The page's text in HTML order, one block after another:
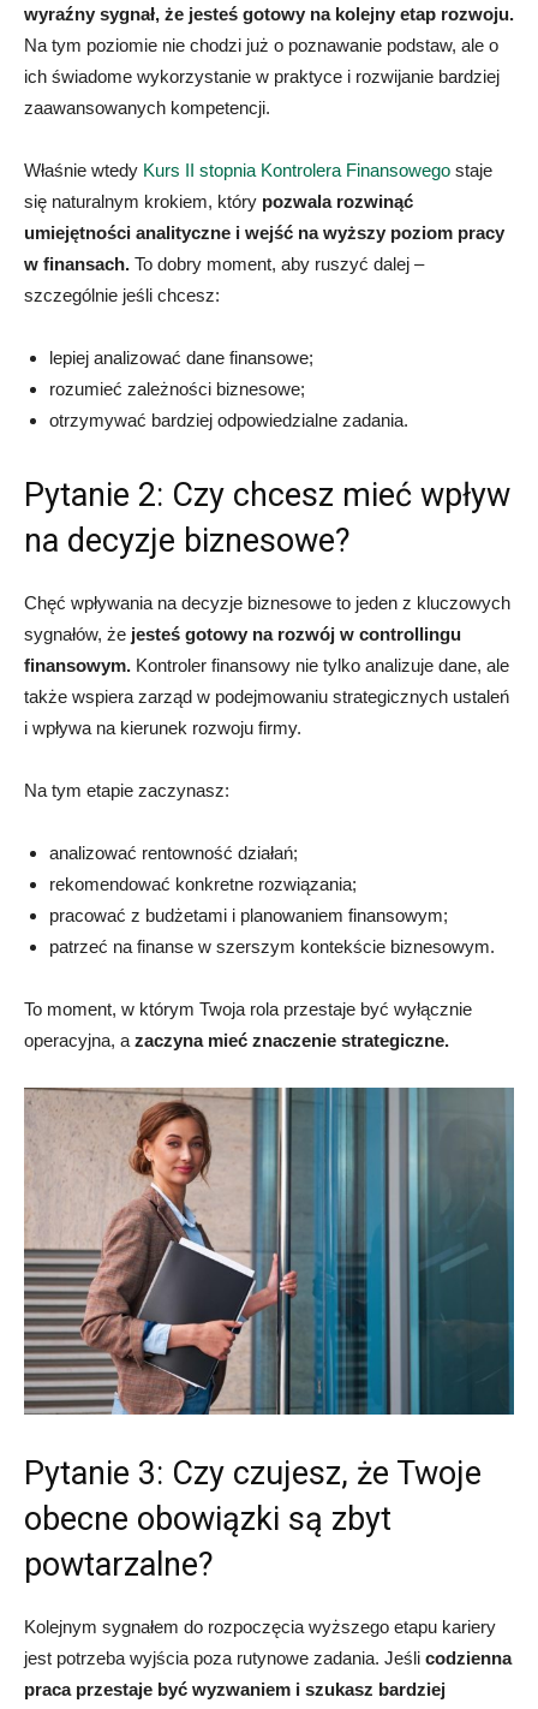
wyraźny sygnał, że jesteś gotowy na kolejny etap rozwoju.
Na tym poziomie nie chodzi już o poznawanie podstaw, ale o
ich świadome wykorzystanie w praktyce i rozwijanie bardziej
zaawansowanych kompetencji.
Właśnie wtedy Kurs II stopnia Kontrolera Finansowego staje
się naturalnym krokiem, który pozwala rozwinąć
umiejętności analityczne i wejść na wyższy poziom pracy
w finansach. To dobry moment, aby ruszyć dalej –
szczególnie jeśli chcesz:
lepiej analizować dane finansowe;
rozumieć zależności biznesowe;
otrzymywać bardziej odpowiedzialne zadania.
Pytanie 2: Czy chcesz mieć wpływ
na decyzje biznesowe?
Chęć wpływania na decyzje biznesowe to jeden z kluczowych
sygnałów, że jesteś gotowy na rozwój w controllingu
finansowym. Kontroler finansowy nie tylko analizuje dane, ale
także wspiera zarząd w podejmowaniu strategicznych ustaleń
i wpływa na kierunek rozwoju firmy.
Na tym etapie zaczynasz:
analizować rentowność działań;
rekomendować konkretne rozwiązania;
pracować z budżetami i planowaniem finansowym;
patrzeć na finanse w szerszym kontekście biznesowym.
To moment, w którym Twoja rola przestaje być wyłącznie
operacyjna, a zaczyna mieć znaczenie strategiczne.
Pytanie 3: Czy czujesz, że Twoje
obecne obowiązki są zbyt
powtarzalne?
Kolejnym sygnałem do rozpoczęcia wyższego etapu kariery
jest potrzeba wyjścia poza rutynowe zadania. Jeśli codzienna
praca przestaje być wyzwaniem i szukasz bardziej